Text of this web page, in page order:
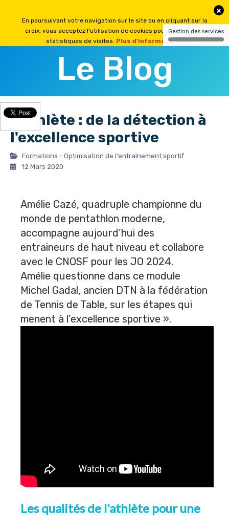
Le Blog
L'athlète : de la détection à
l'excellence sportive
Formations - Optimisation de l'entraînement sportif
12 Mars 2020
Amélie Cazé, quadruple championne du
monde de pentathlon moderne,
accompagne aujourd’hui des
entraineurs de haut niveau et collabore
avec le CNOSF pour les JO 2024.
Amélie questionne dans ce module
Michel Gadal, ancien DTN à la fédération
de Tennis de Table, sur les étapes qui
menent à l’excellence sportive ».
Les qualités de l'athlète pour une